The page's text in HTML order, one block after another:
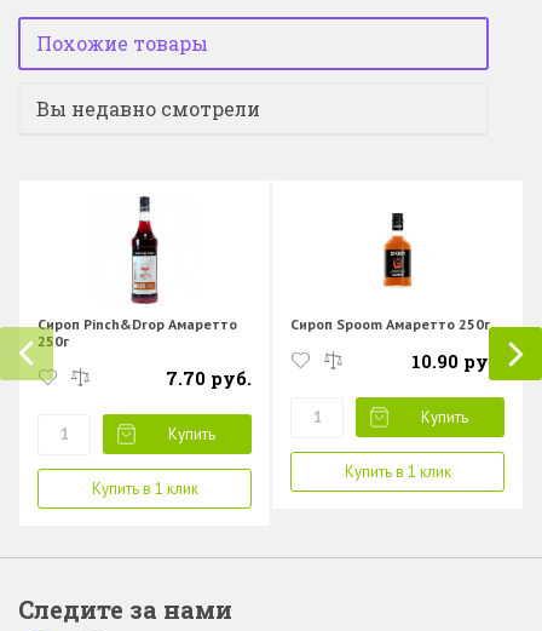
Похожие товары
Вы недавно смотрели
Сироп Pinch&Drop Амаретто
250г
7.70 руб.
Купить
Купить в 1 клик
Сироп Spoom Амаретто 250г
10.90 руб.
Купить
Купить в 1 клик
Следите за нами